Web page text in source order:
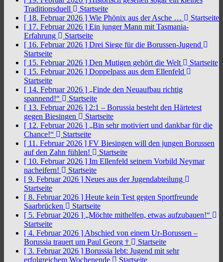
Traditionsduell
Startseite
[ 18. Februar 2026 ] Wie Phönix aus der Asche …
Startseite
[ 17. Februar 2026 ] Ein junger Mann mit Tasmania-
Erfahrung
Startseite
[ 16. Februar 2026 ] Drei Siege für die Borussen-Jugend
Startseite
[ 15. Februar 2026 ] Den Mutigen gehört die Welt
Startseite
[ 15. Februar 2026 ] Doppelpass aus dem Ellenfeld
Startseite
[ 14. Februar 2026 ] „Finde den Neuaufbau richtig
spannend!“
Startseite
[ 13. Februar 2026 ] 2:1 – Borussia besteht den Härtetest
gegen Biesingen
Startseite
[ 12. Februar 2026 ] „Bin sehr motiviert und dankbar für die
Chance!“
Startseite
[ 11. Februar 2026 ] FV Biesingen will den jungen Borussen
auf den Zahn fühlen!
Startseite
[ 10. Februar 2026 ] Im Ellenfeld seinem Vorbild Neymar
nacheifern!
Startseite
[ 9. Februar 2026 ] Neues aus der Jugendabteilung
Startseite
[ 8. Februar 2026 ] Heute kein Test gegen Sportfreunde
Saarbrücken
Startseite
[ 5. Februar 2026 ] „Möchte mithelfen, etwas aufzubauen!“
Startseite
[ 4. Februar 2026 ] Abschied von einem Ur-Borussen –
Borussia trauert um Paul Georg †
Startseite
[ 3. Februar 2026 ] Borussia lebt: Jugend mit sehr
erfolgreichem Wochenende
Startseite